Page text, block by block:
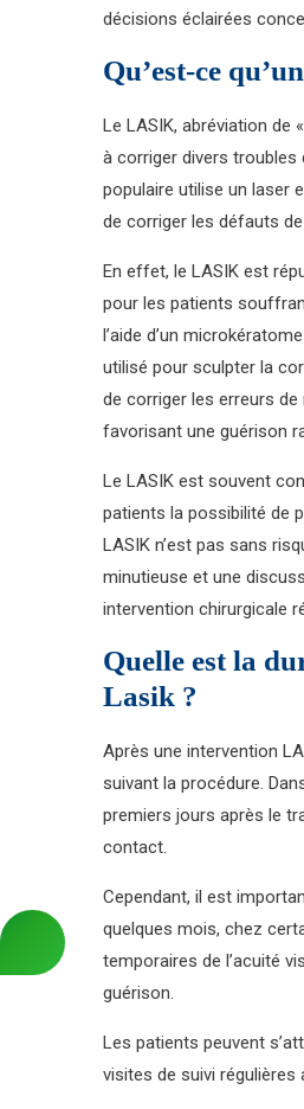
décisions éclairées
Qu’est-ce
Le LASIK, abréviation de
à corriger divers troubles
populaire utilise un laser
de corriger les défauts
En effet, le LASIK est
pour les patients
l’aide d’un
utilisé pour sculpter la
de corriger les erreurs
favorisant une guérison
Le LASIK est souvent
patients la possibilité de
LASIK n’est pas sans
minutieuse et une
intervention chirurgicale
Quelle est la
Lasik ?
Après une intervention
suivant la procédure.
premiers jours après le
contact.
Cependant, il est
quelques mois, chez
temporaires de l’acuité
guérison.
Les patients peuvent
visites de suivi régulières